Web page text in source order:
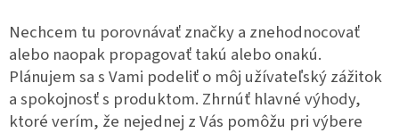
Nechcem tu porovnávať značky a znehodnocovať
alebo naopak propagovať takú alebo onakú.
Plánujem sa s Vami podeliť o môj užívateľský zážitok
a spokojnosť s produktom. Zhrnúť hlavné výhody,
ktoré verím, že nejednej z Vás pomôžu pri výbere